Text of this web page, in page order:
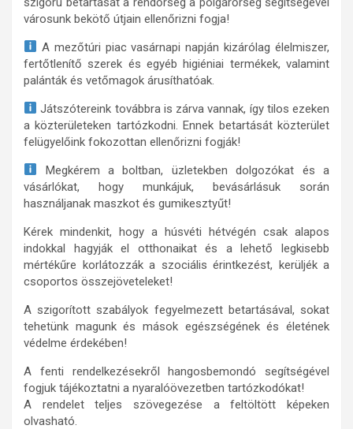
városunk bekötő útjain ellenőrizni fogja!
A mezőtúri piac vasárnapi napján kizárólag élelmiszer,
fertőtlenítő szerek és egyéb higiéniai termékek, valamint
palánták és vetőmagok árusíthatóak.
Játszótereink továbbra is zárva vannak, így tilos ezeken
a közterületeken tartózkodni. Ennek betartását közterület
felügyelőink fokozottan ellenőrizni fogják!
Megkérem a boltban, üzletekben dolgozókat és a
vásárlókat, hogy munkájuk, bevásárlásuk során
használjanak maszkot és gumikesztyűt!
Kérek mindenkit, hogy a húsvéti hétvégén csak alapos
indokkal hagyják el otthonaikat és a lehető legkisebb
mértékűre korlátozzák a szociális érintkezést, kerüljék a
csoportos összejöveteleket!
A szigorított szabályok fegyelmezett betartásával, sokat
tehetünk magunk és mások egészségének és életének
védelme érdekében!
A fenti rendelkezésekről hangosbemondó segítségével
fogjuk tájékoztatni a nyaralóövezetben tartózkodókat!
A rendelet teljes szövegezése a feltöltött képeken
olvasható.